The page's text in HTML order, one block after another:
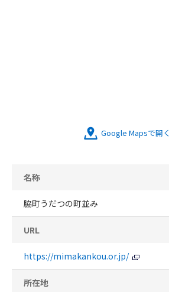
Google Mapsで開く
名称
脇町うだつの町並み
URL
https://mimakankou.or.jp/
所在地